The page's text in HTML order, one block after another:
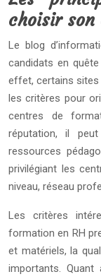
choisir son
Le blog
candidats en
effet, certains sites
les critères pour
centres de
réputation, il
ressources
privilégiant les
niveau, réseau
Les critères
formation en RH
et matériels, la
importants. Quant